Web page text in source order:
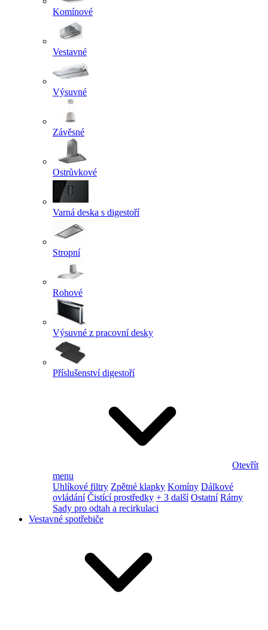
Komínové
Vestavné
Výsuvné
Závěsné
Ostrůvkové
Varná deska s digestoří
Stropní
Rohové
Výsuvné z pracovní desky
Příslušenství digestoří
Otevřít
menu
Uhlíkové filtry Zpětné klapky Komíny Dálkové
ovládání Čistící prostředky + 3 další Ostatní Rámy
Sady pro odtah a recirkulaci
Vestavné spotřebiče